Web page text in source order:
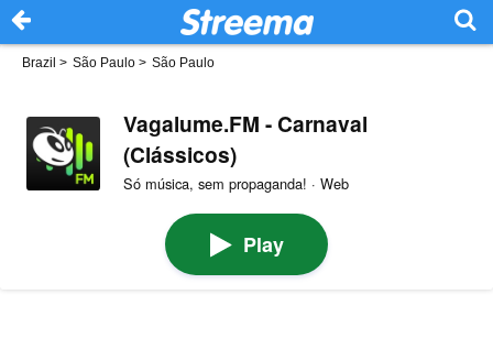
Brazil > São Paulo > São Paulo
Vagalume.FM - Carnaval
(Clássicos)
Só música, sem propaganda! · Web
Play